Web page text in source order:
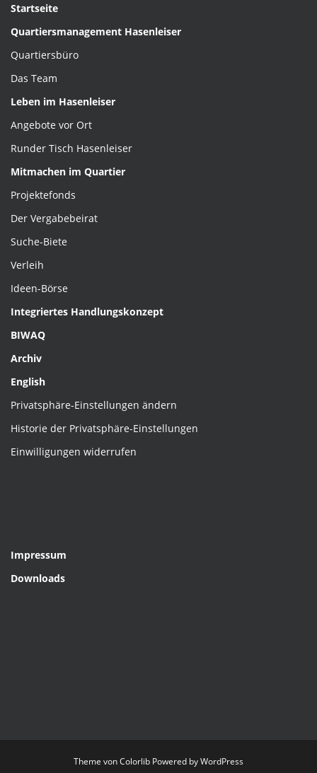
Startseite
Quartiersmanagement Hasenleiser
Quartiersbüro
Das Team
Leben im Hasenleiser
Angebote vor Ort
Runder Tisch Hasenleiser
Mitmachen im Quartier
Projektefonds
Der Vergabebeirat
Suche-Biete
Verleih
Ideen-Börse
Integriertes Handlungskonzept
BIWAQ
Archiv
English
Privatsphäre-Einstellungen ändern
Historie der Privatsphäre-Einstellungen
Einwilligungen widerrufen
Impressum
Downloads
Theme vonColorlib Powered byWordPress